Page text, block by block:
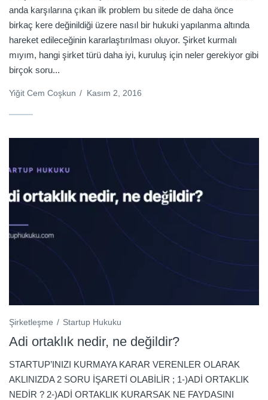
anda karşılarına çıkan ilk problem bu sitede de daha önce
birkaç kere değinildiği üzere nasıl bir hukuki yapılanma altında
hareket edileceğinin kararlaştırılması oluyor. Şirket kurmalı
mıyım, hangi şirket türü daha iyi, kuruluş için neler gerekiyor gibi
birçok soru...
Yiğit Cem Coşkun / Kasım 2, 2016
Şirketleşme Startup Hukuku
Adi ortaklık nedir, ne değildir?
STARTUP’INIZI KURMAYA KARAR VERENLER OLARAK
AKLINIZDA 2 SORU İŞARETİ OLABİLİR ; 1-)ADİ ORTAKLIK
NEDİR ? 2-)ADİ ORTAKLIK KURARSAK NE FAYDASINI